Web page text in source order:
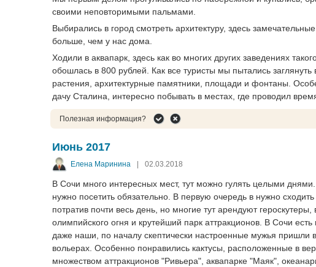
своими неповторимыми пальмами.
Выбирались в город смотреть архитектуру, здесь
больше, чем у нас дома.
Ходили в аквапарк, здесь как во многих других заведениях
обошлась в 800 рублей. Как все туристы мы пытались
растения, архитектурные памятники, площади и фонтаны.
дачу Сталина, интересно побывать в местах, где проводил
Полезная информация?
Июнь 2017
Елена Маринина | 02.03.2018
В Сочи много интересных мест, тут можно гулять целыми
нужно посетить обязательно. В первую очередь в нужно
потратив почти весь день, но многие тут арендуют
олимпийского огня и крутейший парк аттракционов. В Сочи
даже наши, по началу скептически настроенные мужья пришли в
вольерах. Особенно понравились кактусы, расположенные в
множеством аттракционов "Ривьера", аквапарке "Маяк",